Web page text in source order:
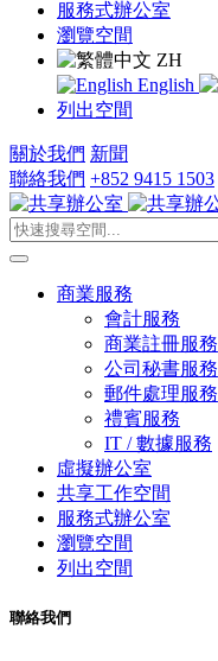
服務式辦公室
瀏覽空間
ZH
English
列出空間
關於我們 新聞
聯絡我們 +852 9415 1503
商業服務
會計服務
商業註冊服務
公司秘書服務
郵件處理服務
禮賓服務
IT / 數據服務
虛擬辦公室
共享工作空間
服務式辦公室
瀏覽空間
列出空間
聯絡我們